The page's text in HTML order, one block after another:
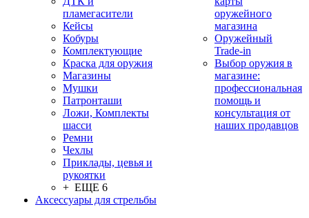
пламегасители
Кейсы
Кобуры
Комплектующие
Краска для оружия
Магазины
Мушки
Патронташи
Ложи, Комплекты
шасси
Ремни
Чехлы
Приклады, цевья и
рукоятки
+ ЕЩЕ 6
Аксессуары для стрельбы
оружейного
магазина
Оружейный
Trade-in
Выбор оружия в
магазине:
профессиональная
помощь и
консультация от
наших продавцов